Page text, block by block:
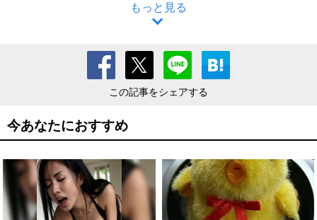
もっと見る
この記事をシェアする
今あなたにおすすめ